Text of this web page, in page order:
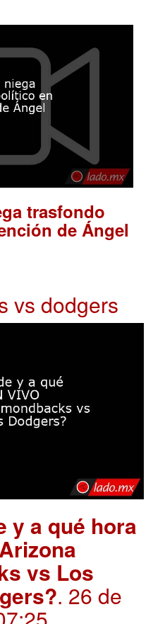
trasfondo
de Ángel
vs dodgers
y a qué hora
vs Los
. 26 de